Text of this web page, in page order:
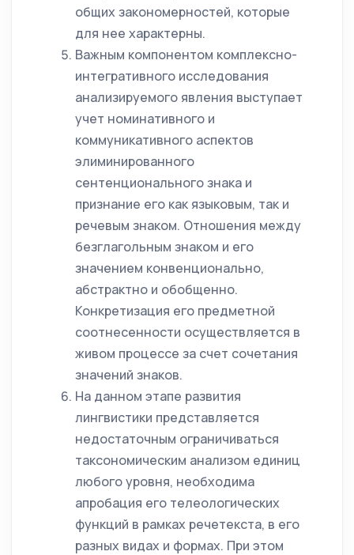
общих закономерностей, которые
для нее характерны.
Важным компонентом комплексно-
интегративного исследования
анализируемого явления выступает
учет номинативного и
коммуникативного аспектов
элиминированного
сентенционального знака и
признание его как языковым, так и
речевым знаком. Отношения между
безглагольным знаком и его
значением конвенционально,
абстрактно и обобщенно.
Конкретизация его предметной
соотнесенности осуществляется в
живом процессе за счет сочетания
значений знаков.
На данном этапе развития
лингвистики представляется
недостаточным ограничиваться
таксономическим анализом единиц
любого уровня, необходима
апробация его телеологических
функций в рамках речетекста, в его
разных видах и формах. При этом